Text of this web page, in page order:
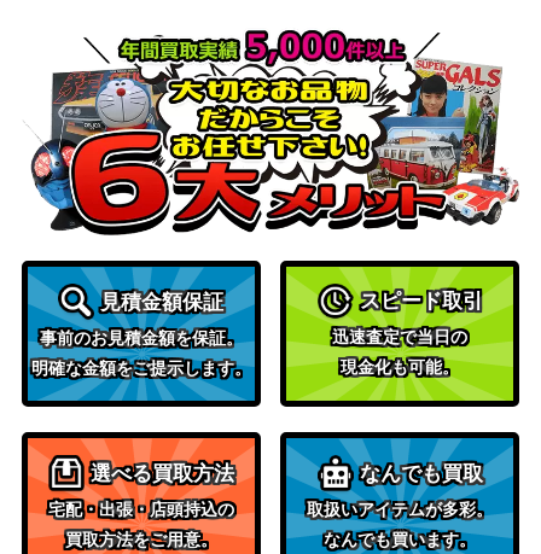
【SM2L 057/050 】
（アローラの月光）
リーフィアVMAX（HR/S
A)【S6a 089/069】
ソード＆シールド
（イーブイヒーロー
ズ）
27,600
ロケット団のアテナ（S
R）【SV10 119/098】
スカーレット＆バイオ
レット
（ロケット団の栄光）
500
スイクン☆
PCGシリーズ
（金の空、銀の海）
60,000
スイクンV（SAR）【S12a
215/172】
ソード&シールド
（VSTARユニバース）
400
ひかるミュウツー
旧裏面
（neo第4弾:闇、そし
て光へ...）
100,000
MリザードンEX（RR）
【XY2 055/080】
XY・XY BREAK
（ワイルドブレイズ）
2,500
見積金額保証
事前のお見積金額を保証。
明確な金額をご提示します。
スピード取引
迅速査定で当日の
現金化も可能。
選べる買取方法
宅配・出張・店頭持込の
買取方法をご用意。
なんでも買取
取扱いアイテムが多彩。
なんでも買います。